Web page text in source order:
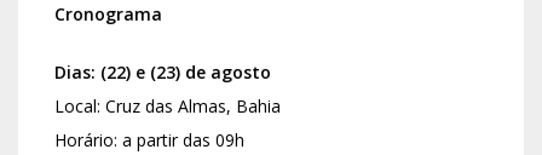
Cronograma
Dias: (22) e (23) de agosto
Local: Cruz das Almas, Bahia
Horário: a partir das 09h